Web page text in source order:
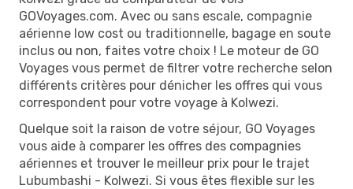
GOVoyages.com. Avec ou sans escale, compagnie
aérienne low cost ou traditionnelle, bagage en soute
inclus ou non, faites votre choix ! Le moteur de GO
Voyages vous permet de filtrer votre recherche selon
différents critères pour dénicher les offres qui vous
correspondent pour votre voyage à Kolwezi.
Quelque soit la raison de votre séjour, GO Voyages
vous aide à comparer les offres des compagnies
aériennes et trouver le meilleur prix pour le trajet
Lubumbashi - Kolwezi. Si vous êtes flexible sur les